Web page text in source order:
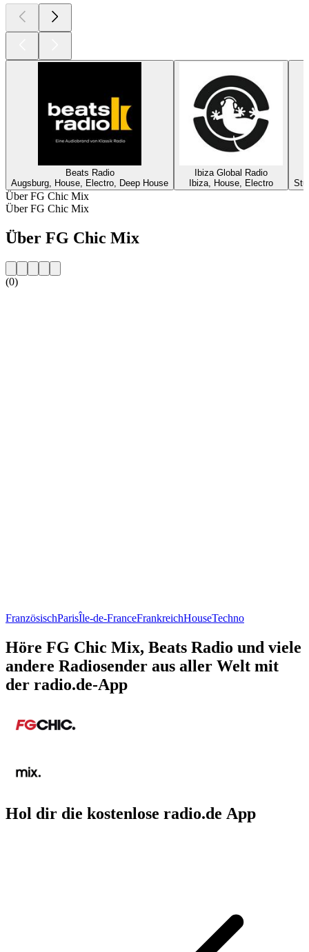
Beats Radio
Augsburg, House, Electro, Deep House
Ibiza Global Radio
Ibiza, House, Electro
Über FG Chic Mix
Über FG Chic Mix
Über FG Chic Mix
(0)
FranzösischParisÎle-de-FranceFrankreichHouseTechno
Höre FG Chic Mix, Beats Radio und viele
andere Radiosender aus aller Welt mit
der radio.de-App
Hol dir die kostenlose radio.de App